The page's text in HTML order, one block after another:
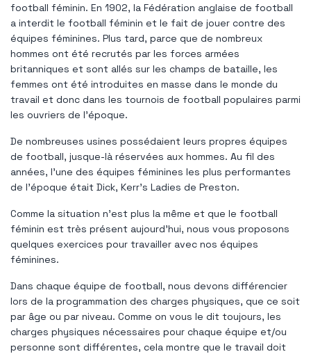
football féminin. En 1902, la Fédération anglaise de football
a interdit le football féminin et le fait de jouer contre des
équipes féminines. Plus tard, parce que de nombreux
hommes ont été recrutés par les forces armées
britanniques et sont allés sur les champs de bataille, les
femmes ont été introduites en masse dans le monde du
travail et donc dans les tournois de football populaires parmi
les ouvriers de l'époque.
De nombreuses usines possédaient leurs propres équipes
de football, jusque-là réservées aux hommes. Au fil des
années, l'une des équipes féminines les plus performantes
de l'époque était Dick, Kerr's Ladies de Preston.
Comme la situation n'est plus la même et que le football
féminin est très présent aujourd'hui, nous vous proposons
quelques exercices pour travailler avec nos équipes
féminines.
Dans chaque équipe de football, nous devons différencier
lors de la programmation des charges physiques, que ce soit
par âge ou par niveau. Comme on vous le dit toujours, les
charges physiques nécessaires pour chaque équipe et/ou
personne sont différentes, cela montre que le travail doit